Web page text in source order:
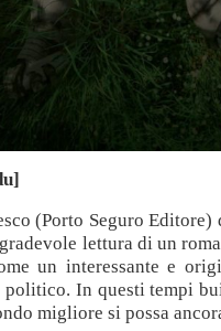
(Porto Seguro
lettura di un
un interessante e
In questi tempi
migliore si possa